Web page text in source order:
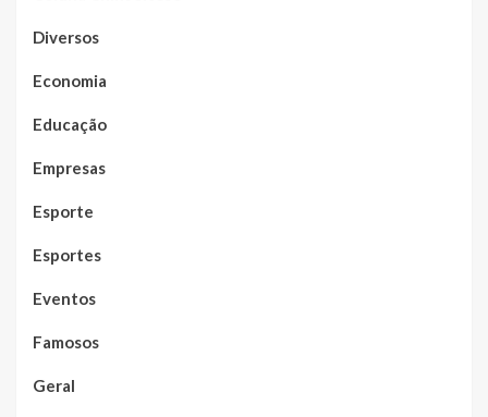
Diversos
Economia
Educação
Empresas
Esporte
Esportes
Eventos
Famosos
Geral